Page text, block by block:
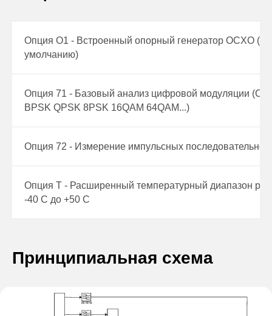
Опция О1 - Встроенный опорный генератор OCXO
умолчанию)
Опция 71 - Базовый анализ цифровой модуляции
BPSK QPSK 8PSK 16QAM 64QAM...)
Опция 72 - Измерение импульсных
Опция Т - Расширенный температурный диапазон
-40 С до +50 С
Принципиальная схема